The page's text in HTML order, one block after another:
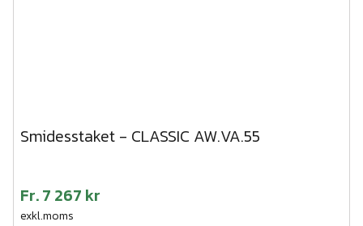
Smidesstaket - CLASSIC AW.VA.55
Fr.7 267 kr
exkl.moms